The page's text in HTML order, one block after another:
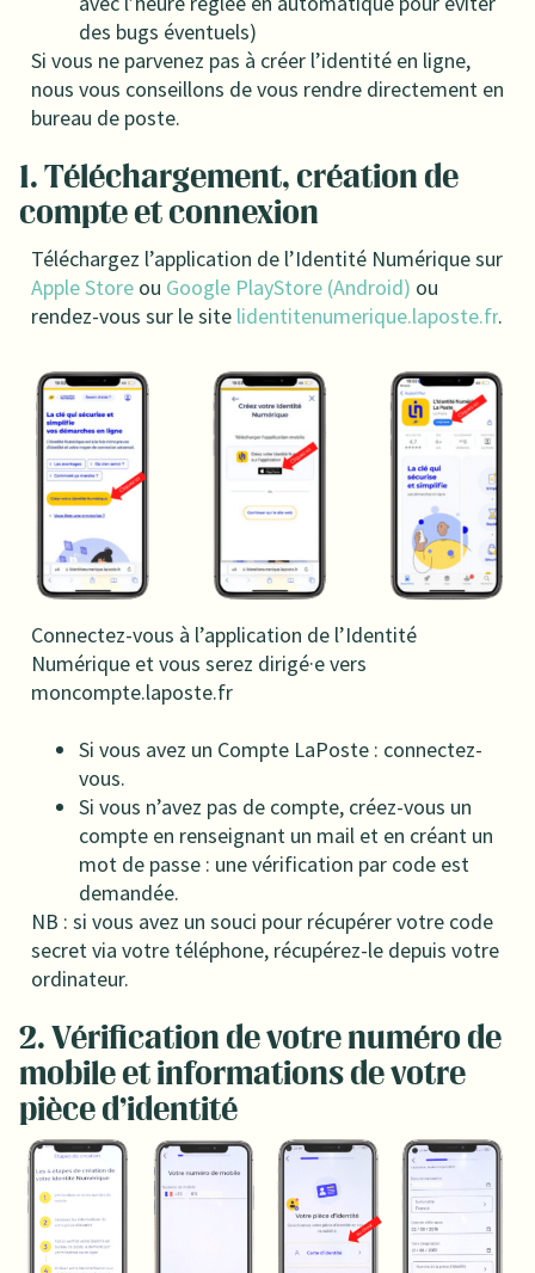
des bugs éventuels)
Si vous ne parvenez pas à créer l’identité en ligne,
nous vous conseillons de vous rendre directement en
bureau de poste.
1. Téléchargement, création de
compte et connexion
Téléchargez l’application de l’Identité Numérique sur
Apple Store ou Google PlayStore (Android) ou
rendez-vous sur le site lidentitenumerique.laposte.fr.
Connectez-vous à l’application de l’Identité
Numérique et vous serez dirigé·e vers
moncompte.laposte.fr
Si vous avez un Compte LaPoste : connectez-
vous.
Si vous n’avez pas de compte, créez-vous un
compte en renseignant un mail et en créant un
mot de passe : une vérification par code est
demandée.
NB : si vous avez un souci pour récupérer votre code
secret via votre téléphone, récupérez-le depuis votre
ordinateur.
2. Vérification de votre numéro de
mobile et informations de votre
pièce d’identité